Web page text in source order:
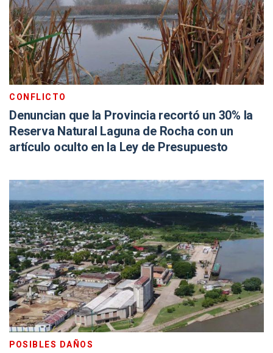
CONFLICTO
Denuncian que la Provincia recortó un 30% la
Reserva Natural Laguna de Rocha con un
artículo oculto en la Ley de Presupuesto
POSIBLES DAÑOS